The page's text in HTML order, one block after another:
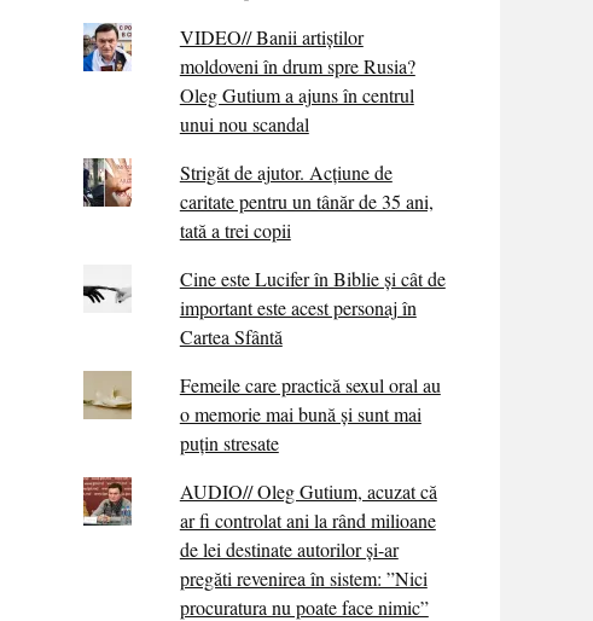
VIDEO// Banii artiștilor
moldoveni în drum spre Rusia?
Oleg Gutium a ajuns în centrul
unui nou scandal
Strigăt de ajutor. Acțiune de
caritate pentru un tânăr de 35 ani,
tată a trei copii
Cine este Lucifer în Biblie și cât de
important este acest personaj în
Cartea Sfântă
Femeile care practică sexul oral au
o memorie mai bună și sunt mai
puțin stresate
AUDIO// Oleg Gutium, acuzat că
ar fi controlat ani la rând milioane
de lei destinate autorilor și-ar
pregăti revenirea în sistem: ”Nici
procuratura nu poate face nimic”